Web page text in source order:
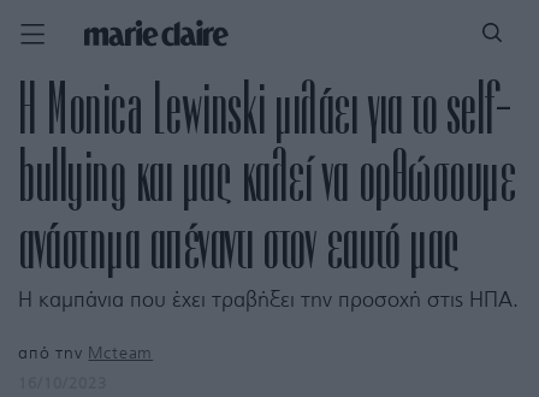
Η Monica Lewinski μιλάει για το self-
bullying και μας καλεί να ορθώσουμε
ανάστημα απέναντι στον εαυτό μας
Η καμπάνια που έχει τραβήξει την προσοχή στις ΗΠΑ.
από την Mcteam